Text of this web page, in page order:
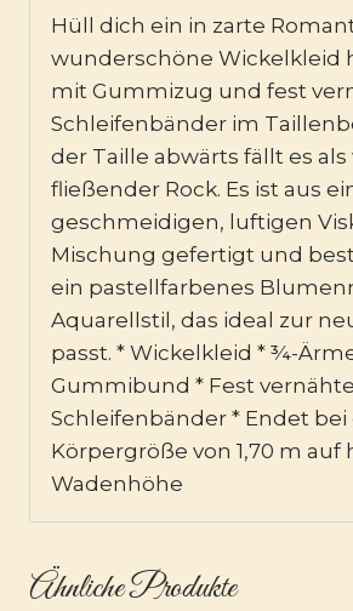
Hüll dich ein in zarte
wunderschöne Wickelkleid
mit Gummizug und fest
Schleifenbänder im
der Taille abwärts fällt es als
fließender Rock. Es ist aus
geschmeidigen, luftigen
Mischung gefertigt und
ein pastellfarbenes
Aquarellstil, das ideal zur
passt. * Wickelkleid * ¾-
Gummibund * Fest vernähte
Schleifenbänder * Endet bei
Körpergröße von 1,70 m auf
Wadenhöhe
Ähnliche Produkte